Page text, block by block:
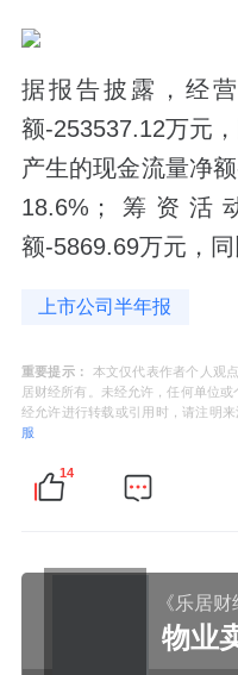
据报告披露，经
额-253537.12万元
产生的现金流量净
18.6%；筹资
额-5869.69万元，同
上市公司半年报
重要提示：
本文仅代表作者个人观
居财经所有。未经允许，任何单位
经允许进行转载或引用时，请注明
服
14
《乐居财
物业